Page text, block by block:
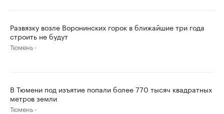
Развязку возле Воронинских горок в ближайшие три года
строить не будут
Тюмень
В Тюмени под изъятие попали более 770 тысяч квадратных
метров земли
Тюмень